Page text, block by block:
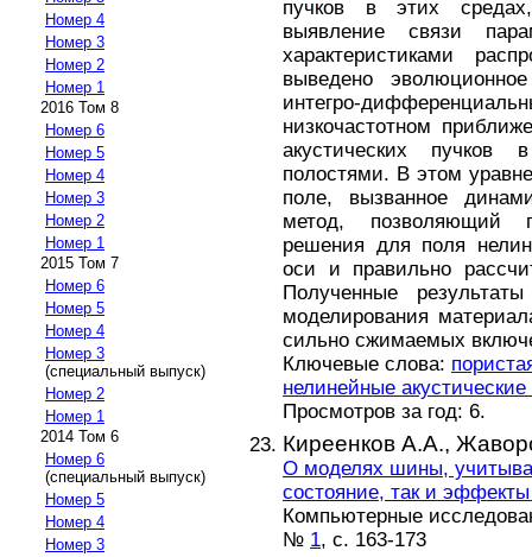
Номер 4
Номер 3
Номер 2
Номер 1
2016 Том 8
Номер 6
Номер 5
Номер 4
Номер 3
Номер 2
Номер 1
2015 Том 7
Номер 6
Номер 5
Номер 4
Номер 3
(специальный выпуск)
Номер 2
Номер 1
2014 Том 6
Номер 6
(специальный выпуск)
Номер 5
Номер 4
Номер 3
пучков в этих
выявление связи
характеристиками
выведено
интегро-
низкочастотном
акустических
полостями. В этом
поле, вызванное
метод, позволяющий
решения для поля
оси и правильно
Полученные
моделирования
сильно сжимаемых
Ключевые слова:
нелинейные акустические
Просмотров за год: 6.
Киреенков А.А.,
О моделях шины,
состояние, так и эффекты
Компьютерные
№ 1, с. 163-173